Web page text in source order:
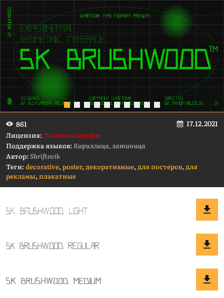
861 17.12.2021
Лицензия:Платный шрифт
Поддержка языков:Кириллица, латиница
Автор:Shriftovik
Теги:decorative,poster,декоративные,для постеров,для
рекламы,плакатные